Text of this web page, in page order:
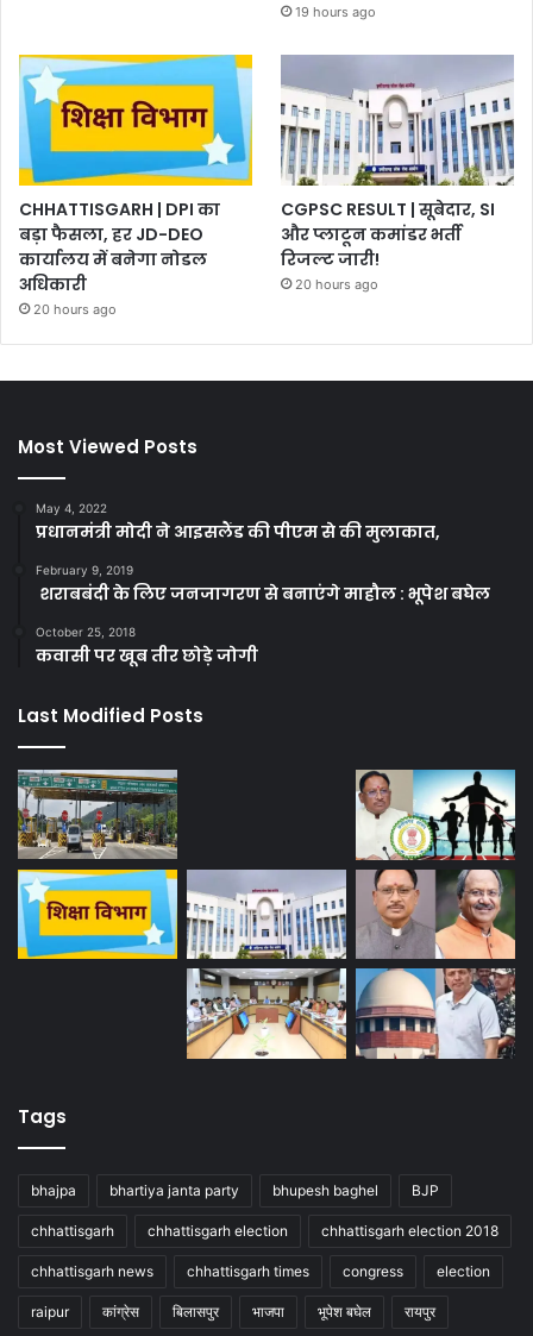
19 hours ago
CHHATTISGARH | DPI का
बड़ा फैसला, हर JD-DEO
कार्यालय में बनेगा नोडल
अधिकारी
20 hours ago
CGPSC RESULT | सूबेदार, SI
और प्लाटून कमांडर भर्ती
रिजल्ट जारी!
20 hours ago
Most Viewed Posts
May 4, 2022
प्रधानमंत्री मोदी ने आइसलैंड की पीएम से की मुलाकात,
February 9, 2019
शराबबंदी के लिए जनजागरण से बनाएंगे माहौल : भूपेश बघेल
October 25, 2018
कवासी पर खूब तीर छोड़े जोगी
Last Modified Posts
Tags
bhajpa bhartiya janta party bhupesh baghel BJP
chhattisgarh chhattisgarh election chhattisgarh election 2018
chhattisgarh news chhattisgarh times congress election
raipur कांग्रेस बिलासपुर भाजपा भूपेश बघेल रायपुर